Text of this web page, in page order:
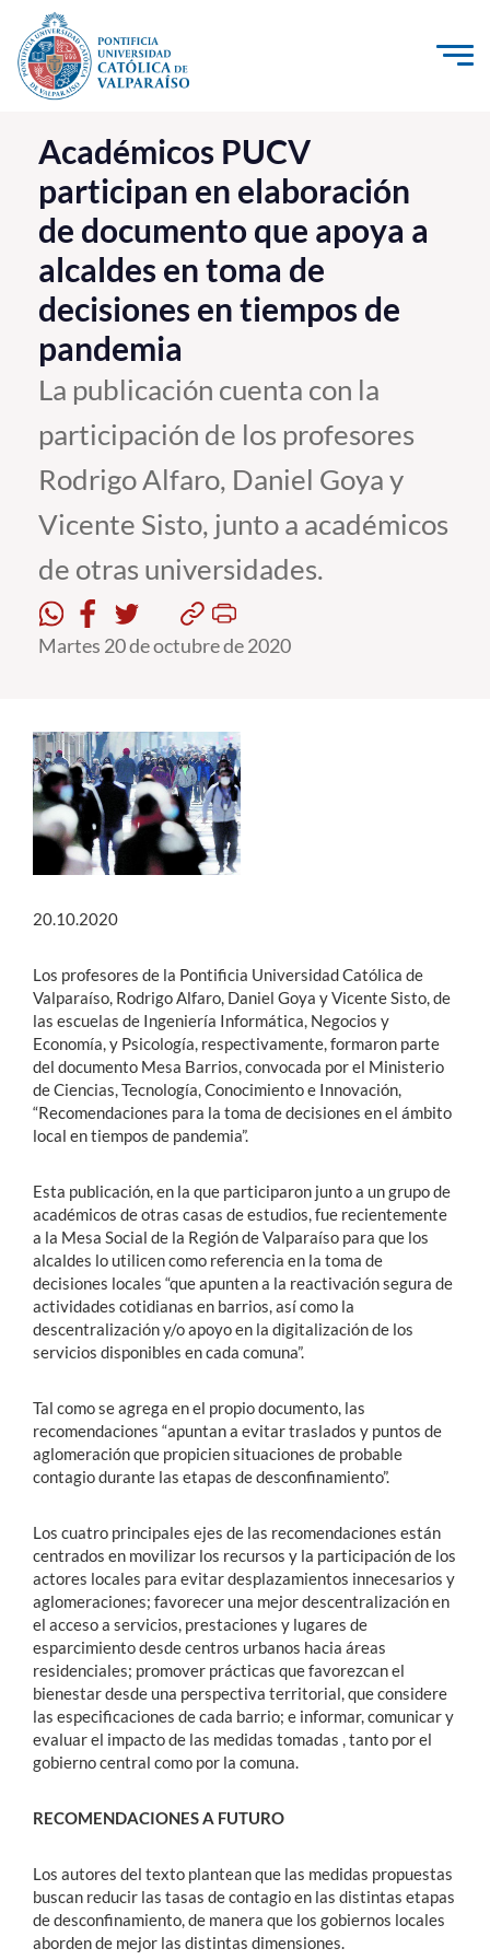
Click acá para ir directamente al contenido
La Universidad
Investigación, Creación e Innovación
PUCV Internacional
Vinculación con el Medio
Admisión
Pregrado
Postgrado
Formación Continua
Funcionarios
English
Académicos PUCV
participan en elaboración
de documento que apoya a
alcaldes en toma de
decisiones en tiempos de
pandemia
La publicación cuenta con la
participación de los profesores
Rodrigo Alfaro, Daniel Goya y
Vicente Sisto, junto a académicos
de otras universidades.
Martes 20 de octubre de 2020
20.10.2020
Los profesores de la Pontificia Universidad Católica de
Valparaíso, Rodrigo Alfaro, Daniel Goya y Vicente Sisto, de
las escuelas de Ingeniería Informática, Negocios y
Economía, y Psicología, respectivamente, formaron parte
del documento Mesa Barrios, convocada por el Ministerio
de Ciencias, Tecnología, Conocimiento e Innovación,
“Recomendaciones para la toma de decisiones en el ámbito
local en tiempos de pandemia”.
Esta publicación, en la que participaron junto a un grupo de
académicos de otras casas de estudios, fue recientemente
a la Mesa Social de la Región de Valparaíso para que los
alcaldes lo utilicen como referencia en la toma de
decisiones locales “que apunten a la reactivación segura de
actividades cotidianas en barrios, así como la
descentralización y/o apoyo en la digitalización de los
servicios disponibles en cada comuna”.
Tal como se agrega en el propio documento, las
recomendaciones “apuntan a evitar traslados y puntos de
aglomeración que propicien situaciones de probable
contagio durante las etapas de desconfinamiento”.
Los cuatro principales ejes de las recomendaciones están
centrados en movilizar los recursos y la participación de los
actores locales para evitar desplazamientos innecesarios y
aglomeraciones; favorecer una mejor descentralización en
el acceso a servicios, prestaciones y lugares de
esparcimiento desde centros urbanos hacia áreas
residenciales; promover prácticas que favorezcan el
bienestar desde una perspectiva territorial, que considere
las especificaciones de cada barrio; e informar, comunicar y
evaluar el impacto de las medidas tomadas , tanto por el
gobierno central como por la comuna.
RECOMENDACIONES A FUTURO
Los autores del texto plantean que las medidas propuestas
buscan reducir las tasas de contagio en las distintas etapas
de desconfinamiento, de manera que los gobiernos locales
aborden de mejor las distintas dimensiones.